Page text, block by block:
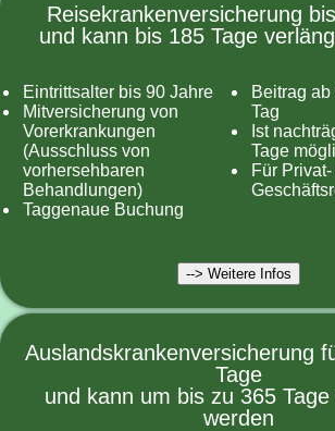
Reisekrankenversicherung
und kann bis 185 Tage
Eintrittsalter bis 90 Jahre
Mitversicherung von
Vorerkrankungen
(Ausschluss von
vorhersehbaren
Behandlungen)
Taggenaue Buchung
Beitrag
Tag
Ist
Tage
Für Privat-
--> Weitere Infos
Auslandskrankenversicherung
Tage
und kann um bis zu 365
werden